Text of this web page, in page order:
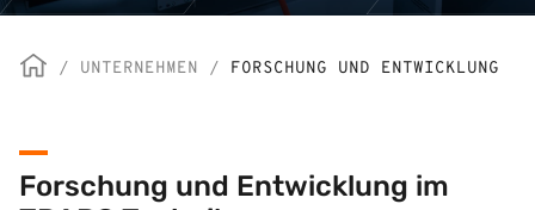
/ UNTERNEHMEN / FORSCHUNG UND ENTWICKLUNG
Forschung und Entwicklung im